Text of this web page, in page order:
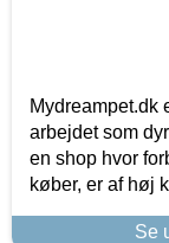
Mydreampet.dk
arbejdet som
en shop hvor
køber, er af høj
Se